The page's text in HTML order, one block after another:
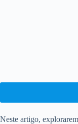
Neste artigo,